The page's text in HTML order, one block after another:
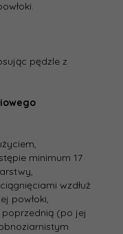
pędzle z
minimum 17
wzdłuż
powłoki,
(po jej